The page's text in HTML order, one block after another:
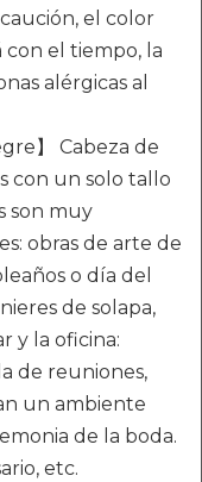
el color
con el tiempo, la
alérgicas al
】 Cabeza de
con un solo tallo
son muy
obras de arte de
o día del
de solapa,
y la oficina:
de reuniones,
un ambiente
de la boda.
etc.